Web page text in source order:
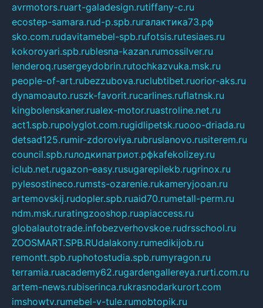
avrmotors.ruart-galadesign.rutiffany-c.ru
ecostep-samara.rud-p.spb.ruгалактика73.рф
sko.com.rudavitamebel-spb.rufotsis.rutesiaes.ru
kokoroyari.spb.rublesna-kazan.rumossilver.ru
lenderoq.rusergeydobrin.rutochkazvuka.msk.ru
people-of-art.rubezzubova.ruclubtibet.ruorior-aks.ru
dynamoauto.ruszk-favorit.rucarlines.ruflatnsk.ru
kingbolenskaner.rualex-motor.ruastroline.net.ru
act1.spb.rupolyglot.com.rugidlipetsk.ruooo-driada.ru
detsad125.rumir-zdoroviya.rubruslanovo.rusiterem.ru
council.spb.ruлодкипатриот.рфkafekolizey.ru
iclub.net.rugazon-easy.rusugarepilekb.rugrinox.ru
pylesostineco.rumsts-ozarenie.rukameryjooan.ru
artemovskij.rudopler.spb.ruaid70.rumetall-perm.ru
ndm.msk.ruratingzooshop.ruapiaccess.ru
globalautotrade.infobezverhovskoe.rudrsschool.ru
ZOOSMART.SPB.RUdalakony.rumedikijob.ru
remontt.spb.ruphotostudia.spb.rumyragon.ru
terramia.ruacademy62.rugardengallereya.rurti.com.ru
artem-news.rubiserinca.rukrasnodarkurort.com
imshowtv.rumebel-v-tule.rumobtopik.ru